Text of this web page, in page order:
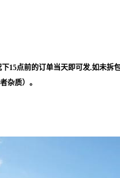
15点前的订单当天即可发.如未拆
杂质）。